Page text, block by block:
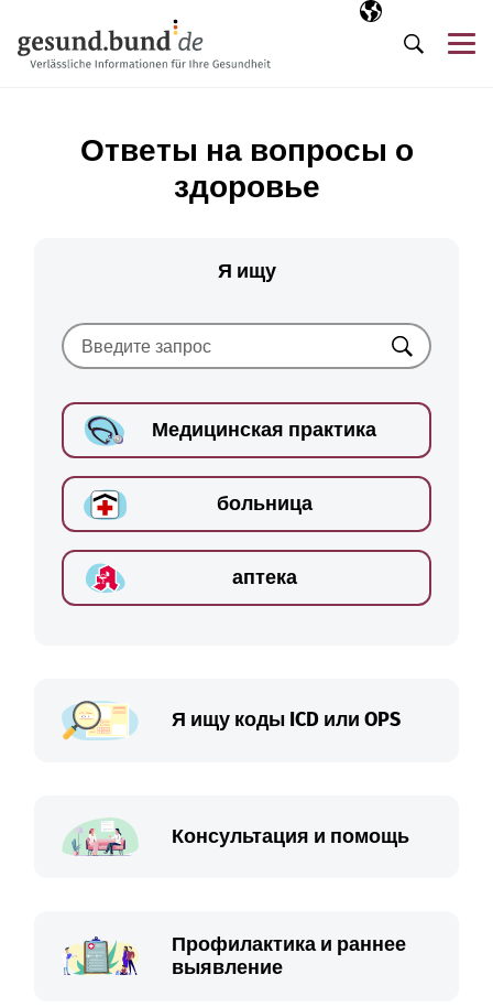
Выбранный
RU
Поиск
Ответы на вопросы о
здоровье
Я ищу
Искать
Медицинская практика
больница
аптека
Я ищу коды ICD или OPS
Консультация и помощь
Профилактика и раннее
выявление